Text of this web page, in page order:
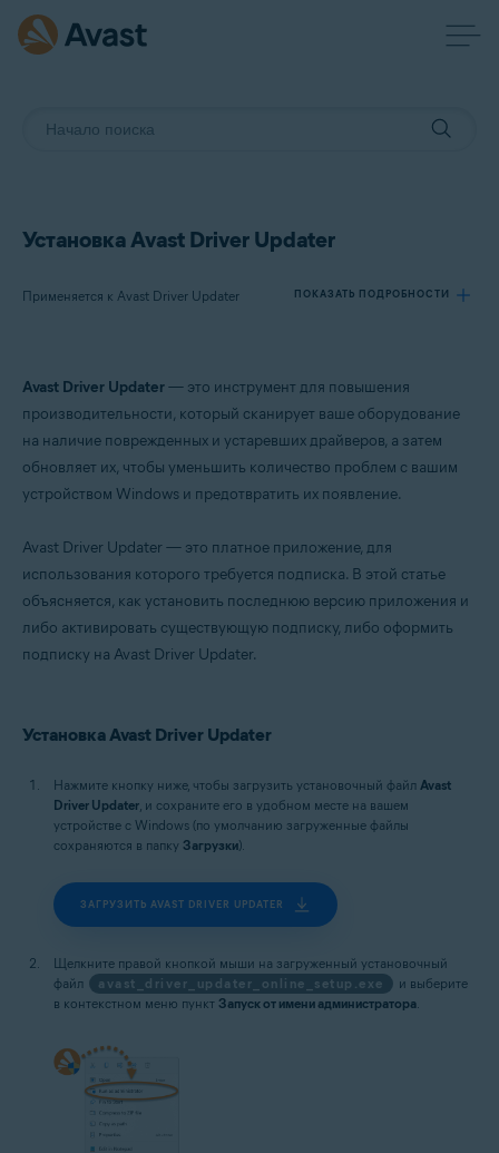
Установка Avast Driver Updater
Применяется к Avast Driver Updater ПОКАЗАТЬ ПОДРОБНОСТИ
Продукты:
Avast Driver Updater
Windows
Avast Driver Updater— это инструмент для повышения
производительности, который сканирует ваше оборудование
на наличие поврежденных и устаревших драйверов, а затем
обновляет их, чтобы уменьшить количество проблем с вашим
устройством Windows и предотвратить их появление.
Avast Driver Updater — это платное приложение, для
использования которого требуется подписка. В этой статье
объясняется, как установить последнюю версию приложения и
либо активировать существующую подписку, либо оформить
подписку на Avast Driver Updater.
Установка Avast Driver Updater
Нажмите кнопку ниже, чтобы загрузить установочный файл Avast
Driver Updater, и сохраните его в удобном месте на вашем
устройстве с Windows (по умолчанию загруженные файлы
сохраняются в папку Загрузки).
ЗАГРУЗИТЬ AVAST DRIVER UPDATER
Щелкните правой кнопкой мыши на загруженный установочный
файл
avast_driver_updater_online_setup.exe
и выберите
в контекстном меню пункт Запуск от имени администратора.